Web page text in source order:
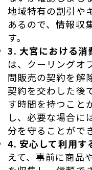
地域特有の割引や
あるので、情報収
す。
3. 大宮における消
は、クーリングオ
問販売の契約を解
契約を交わした後
す時間を持つこと
し、必要な場合に
分を守ることがで
4. 安心して利用す
えて、事前に商品